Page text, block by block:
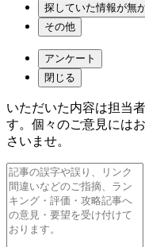
探していた情報が無
その他
アンケート
閉じる
いただいた内容は担当
す。個々のご意見には
さいませ。